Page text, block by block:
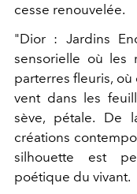
cesse renouvelée.
"Dior : Jardins
sensorielle où les
parterres fleuris,
vent dans les
sève, pétale. De
créations
silhouette est
poétique du vivant.